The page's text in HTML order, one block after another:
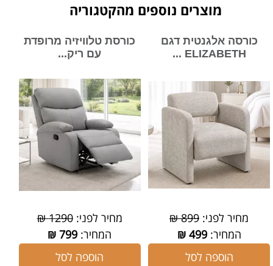
מוצרים נוספים מהקטגוריה
כורסה אלגנטית דגם
ELIZABETH ...
מחיר לפני: 899 ₪
המחיר:499
₪
הוספה לסל
כורסת טלוויזיה מרופדת
עם ריק...
מחיר לפני:1290 ₪
המחיר: 799
₪
הוספה לסל